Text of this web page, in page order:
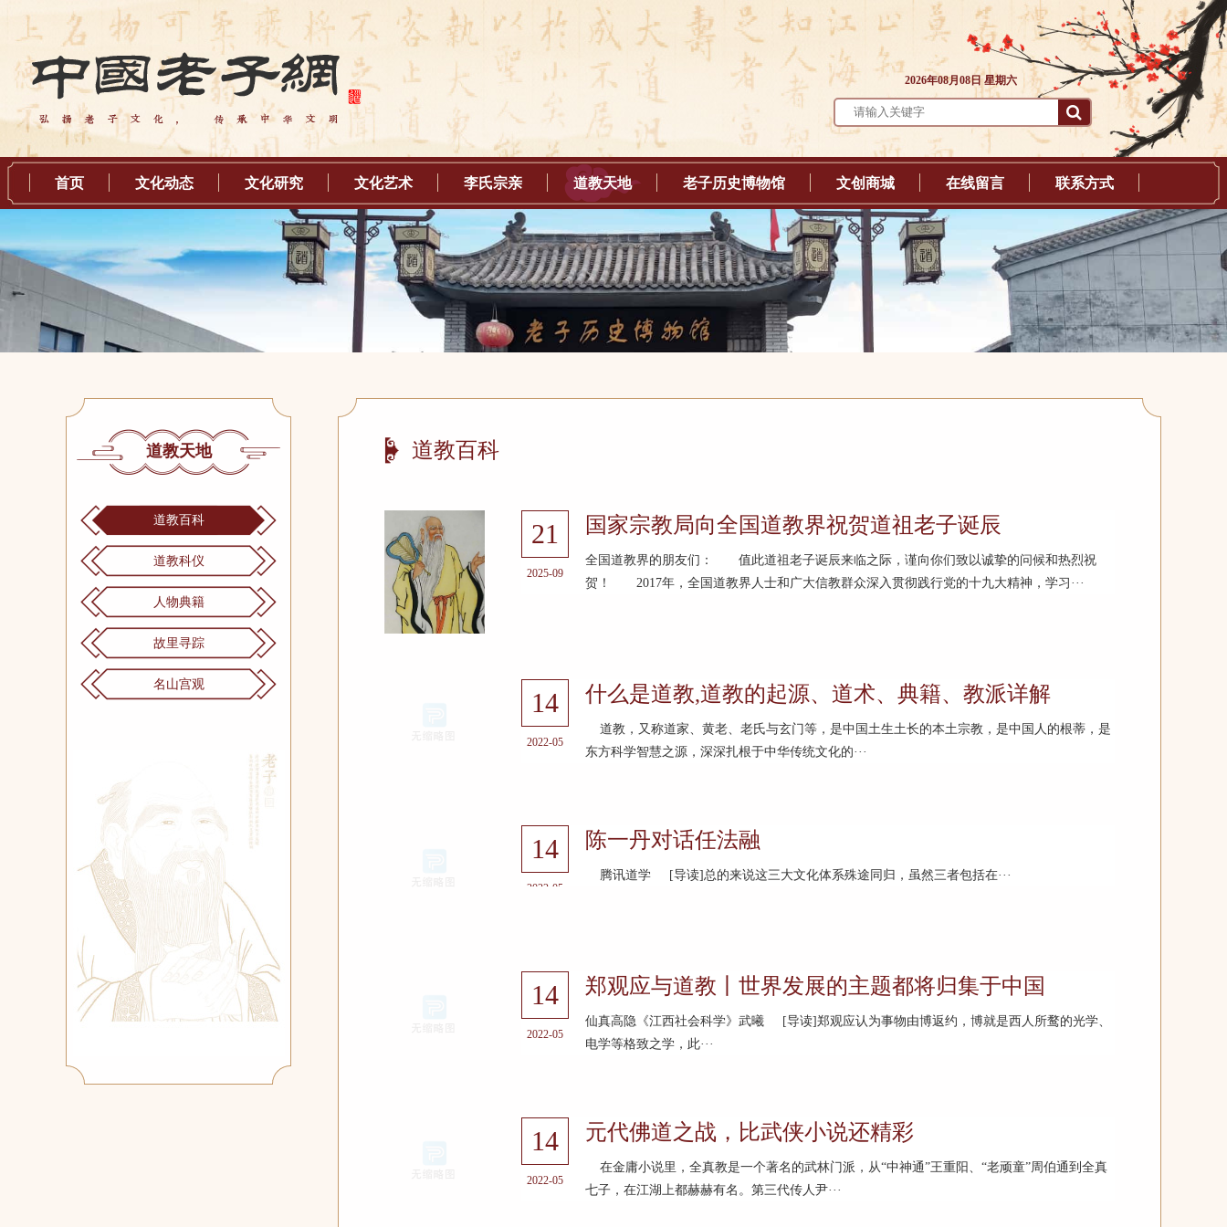
2026年08月08日 星期六
首页 文化动态 文化研究 文化艺术 李氏宗亲 道教天地 老子历史博物馆 文创商城 在线留言 联系方式
道教天地
道教百科
道教科仪
人物典籍
故里寻踪
名山宫观
道教百科
21
2025-09
国家宗教局向全国道教界祝贺道祖老子诞辰
全国道教界的朋友们： 值此道祖老子诞辰来临之际，谨向你们致以诚挚的问候和热烈祝
贺！ 2017年，全国道教界人士和广大信教群众深入贯彻践行党的十九大精神，学习···
14
2022-05
什么是道教,道教的起源、道术、典籍、教派详解
道教，又称道家、黄老、老氏与玄门等，是中国土生土长的本土宗教，是中国人的根蒂，是
东方科学智慧之源，深深扎根于中华传统文化的···
14
2022-05
陈一丹对话任法融
腾讯道学 [导读]总的来说这三大文化体系殊途同归，虽然三者包括在···
14
2022-05
郑观应与道教丨世界发展的主题都将归集于中国
仙真高隐《江西社会科学》武曦 [导读]郑观应认为事物由博返约，博就是西人所鹜的光学、
电学等格致之学，此···
14
2022-05
元代佛道之战，比武侠小说还精彩
在金庸小说里，全真教是一个著名的武林门派，从“中神通”王重阳、“老顽童”周伯通到全真
七子，在江湖上都赫赫有名。第三代传人尹···